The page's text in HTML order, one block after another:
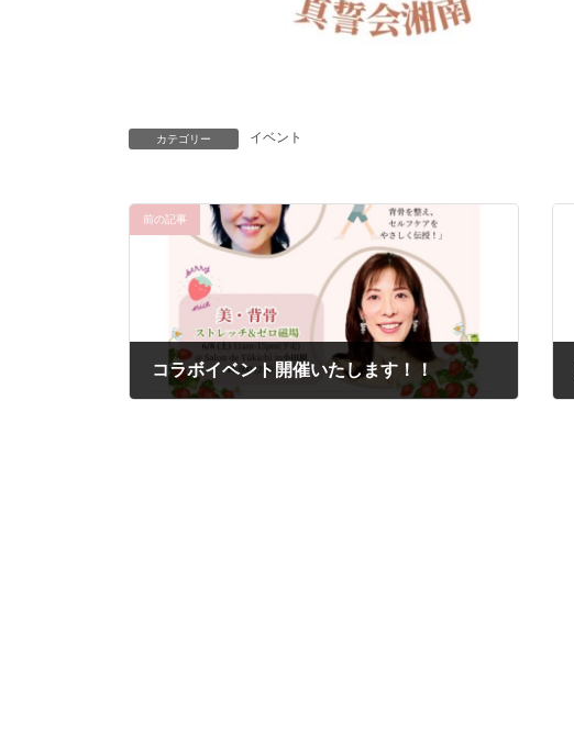
カテゴリー イベント
前の記事
コラボイベント開催いたします！！